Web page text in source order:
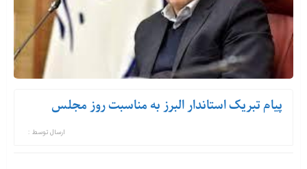
پیام تبریک استاندار البرز به مناسبت روز مجلس
ارسال توسط :